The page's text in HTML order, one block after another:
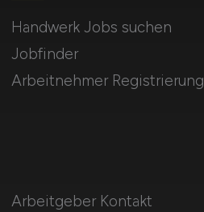
Handwerk Jobs suchen
Jobfinder
Arbeitnehmer Registrierung
Arbeitgeber Kontakt